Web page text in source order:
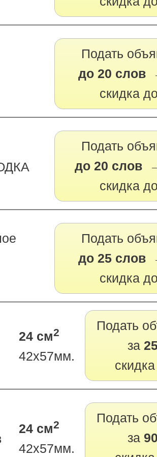
Подать
до 20 слов
скидка
Подать
до 20 слов
скидка
Подать
до 25 слов
скидка
24 см2
42х57мм.
Подать
за
24 см2
42х57мм.
Подать
за